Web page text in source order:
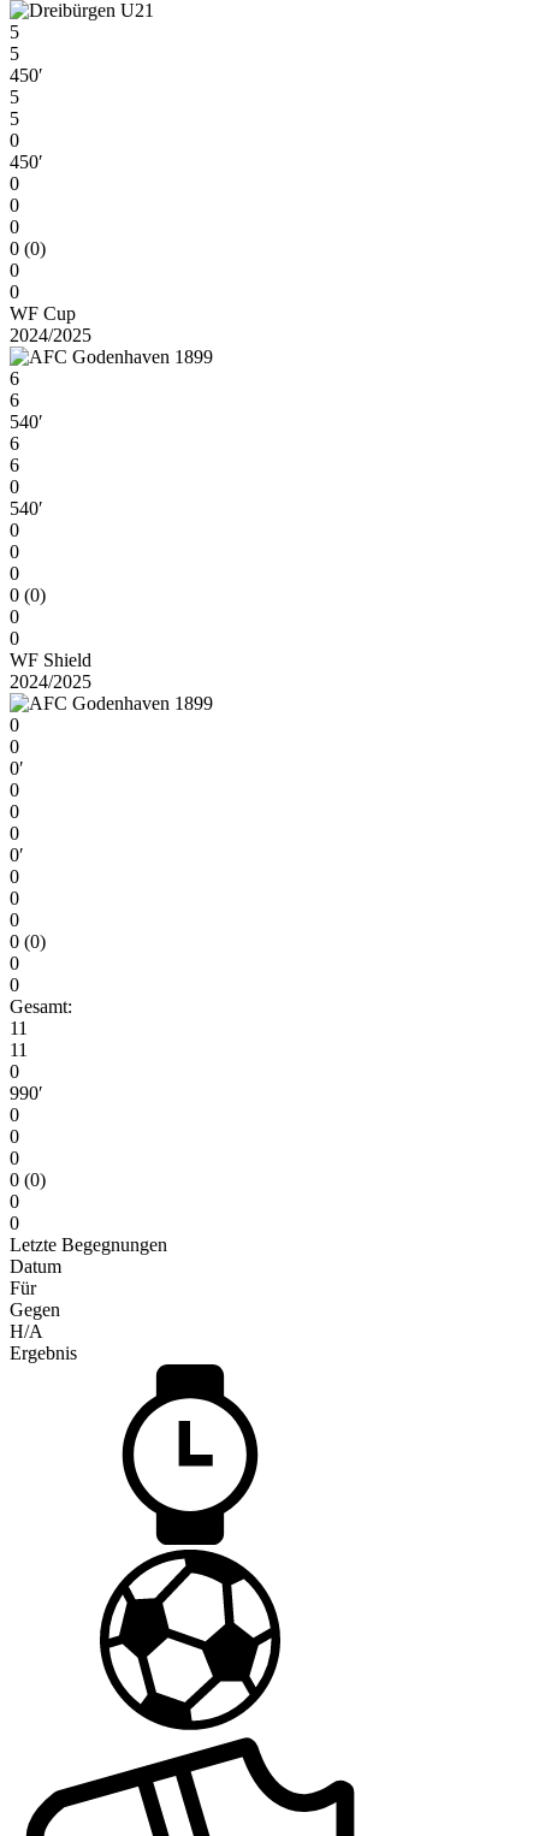
5
5
450′
5
5
0
450′
0
0
0
0 (0)
0
0
WF Cup
2024/2025
6
6
540′
6
6
0
540′
0
0
0
0 (0)
0
0
WF Shield
2024/2025
0
0
0′
0
0
0
0′
0
0
0
0 (0)
0
0
Gesamt:
11
11
0
990′
0
0
0
0 (0)
0
0
Letzte Begegnungen
Datum
Für
Gegen
H/A
Ergebnis